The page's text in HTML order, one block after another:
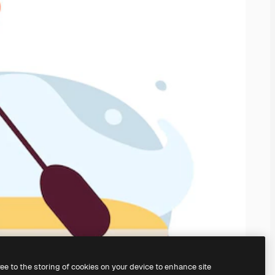
to the storing of cookies on your device to enhance site